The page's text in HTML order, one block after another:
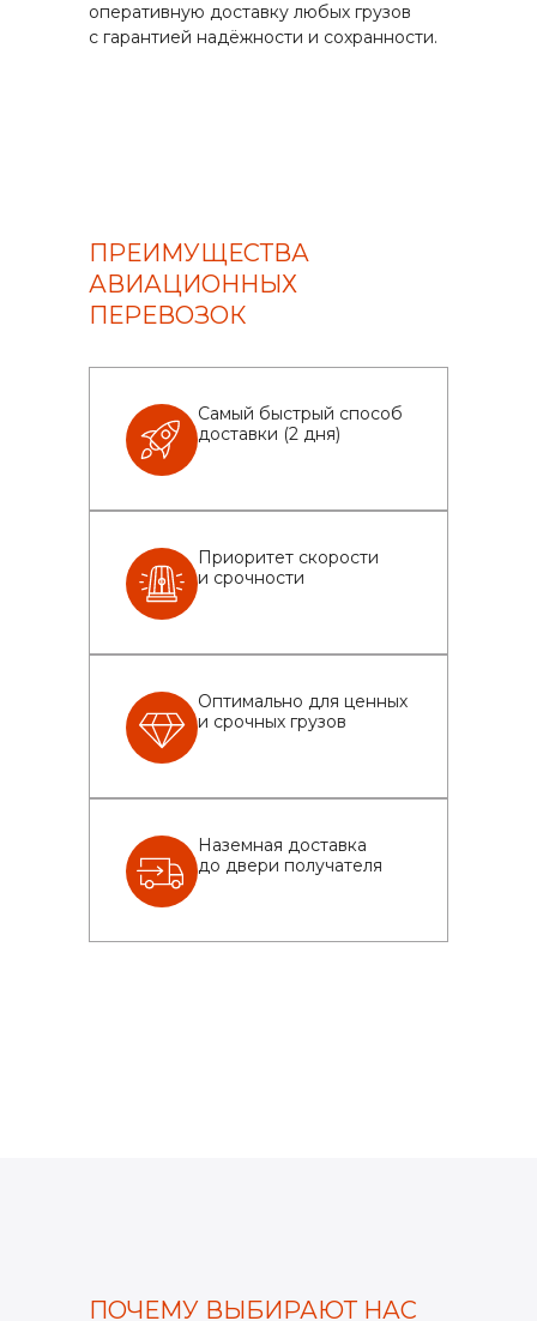
оперативную доставку любых грузов
с гарантией надёжности и сохранности.
ПРЕИМУЩЕСТВА
АВИАЦИОННЫХ
ПЕРЕВОЗОК
Самый быстрый способ
доставки (2 дня)
Приоритет скорости
и срочности
Оптимально для ценных
и срочных грузов
Наземная доставка
до двери получателя
ПОЧЕМУ ВЫБИРАЮТ НАС